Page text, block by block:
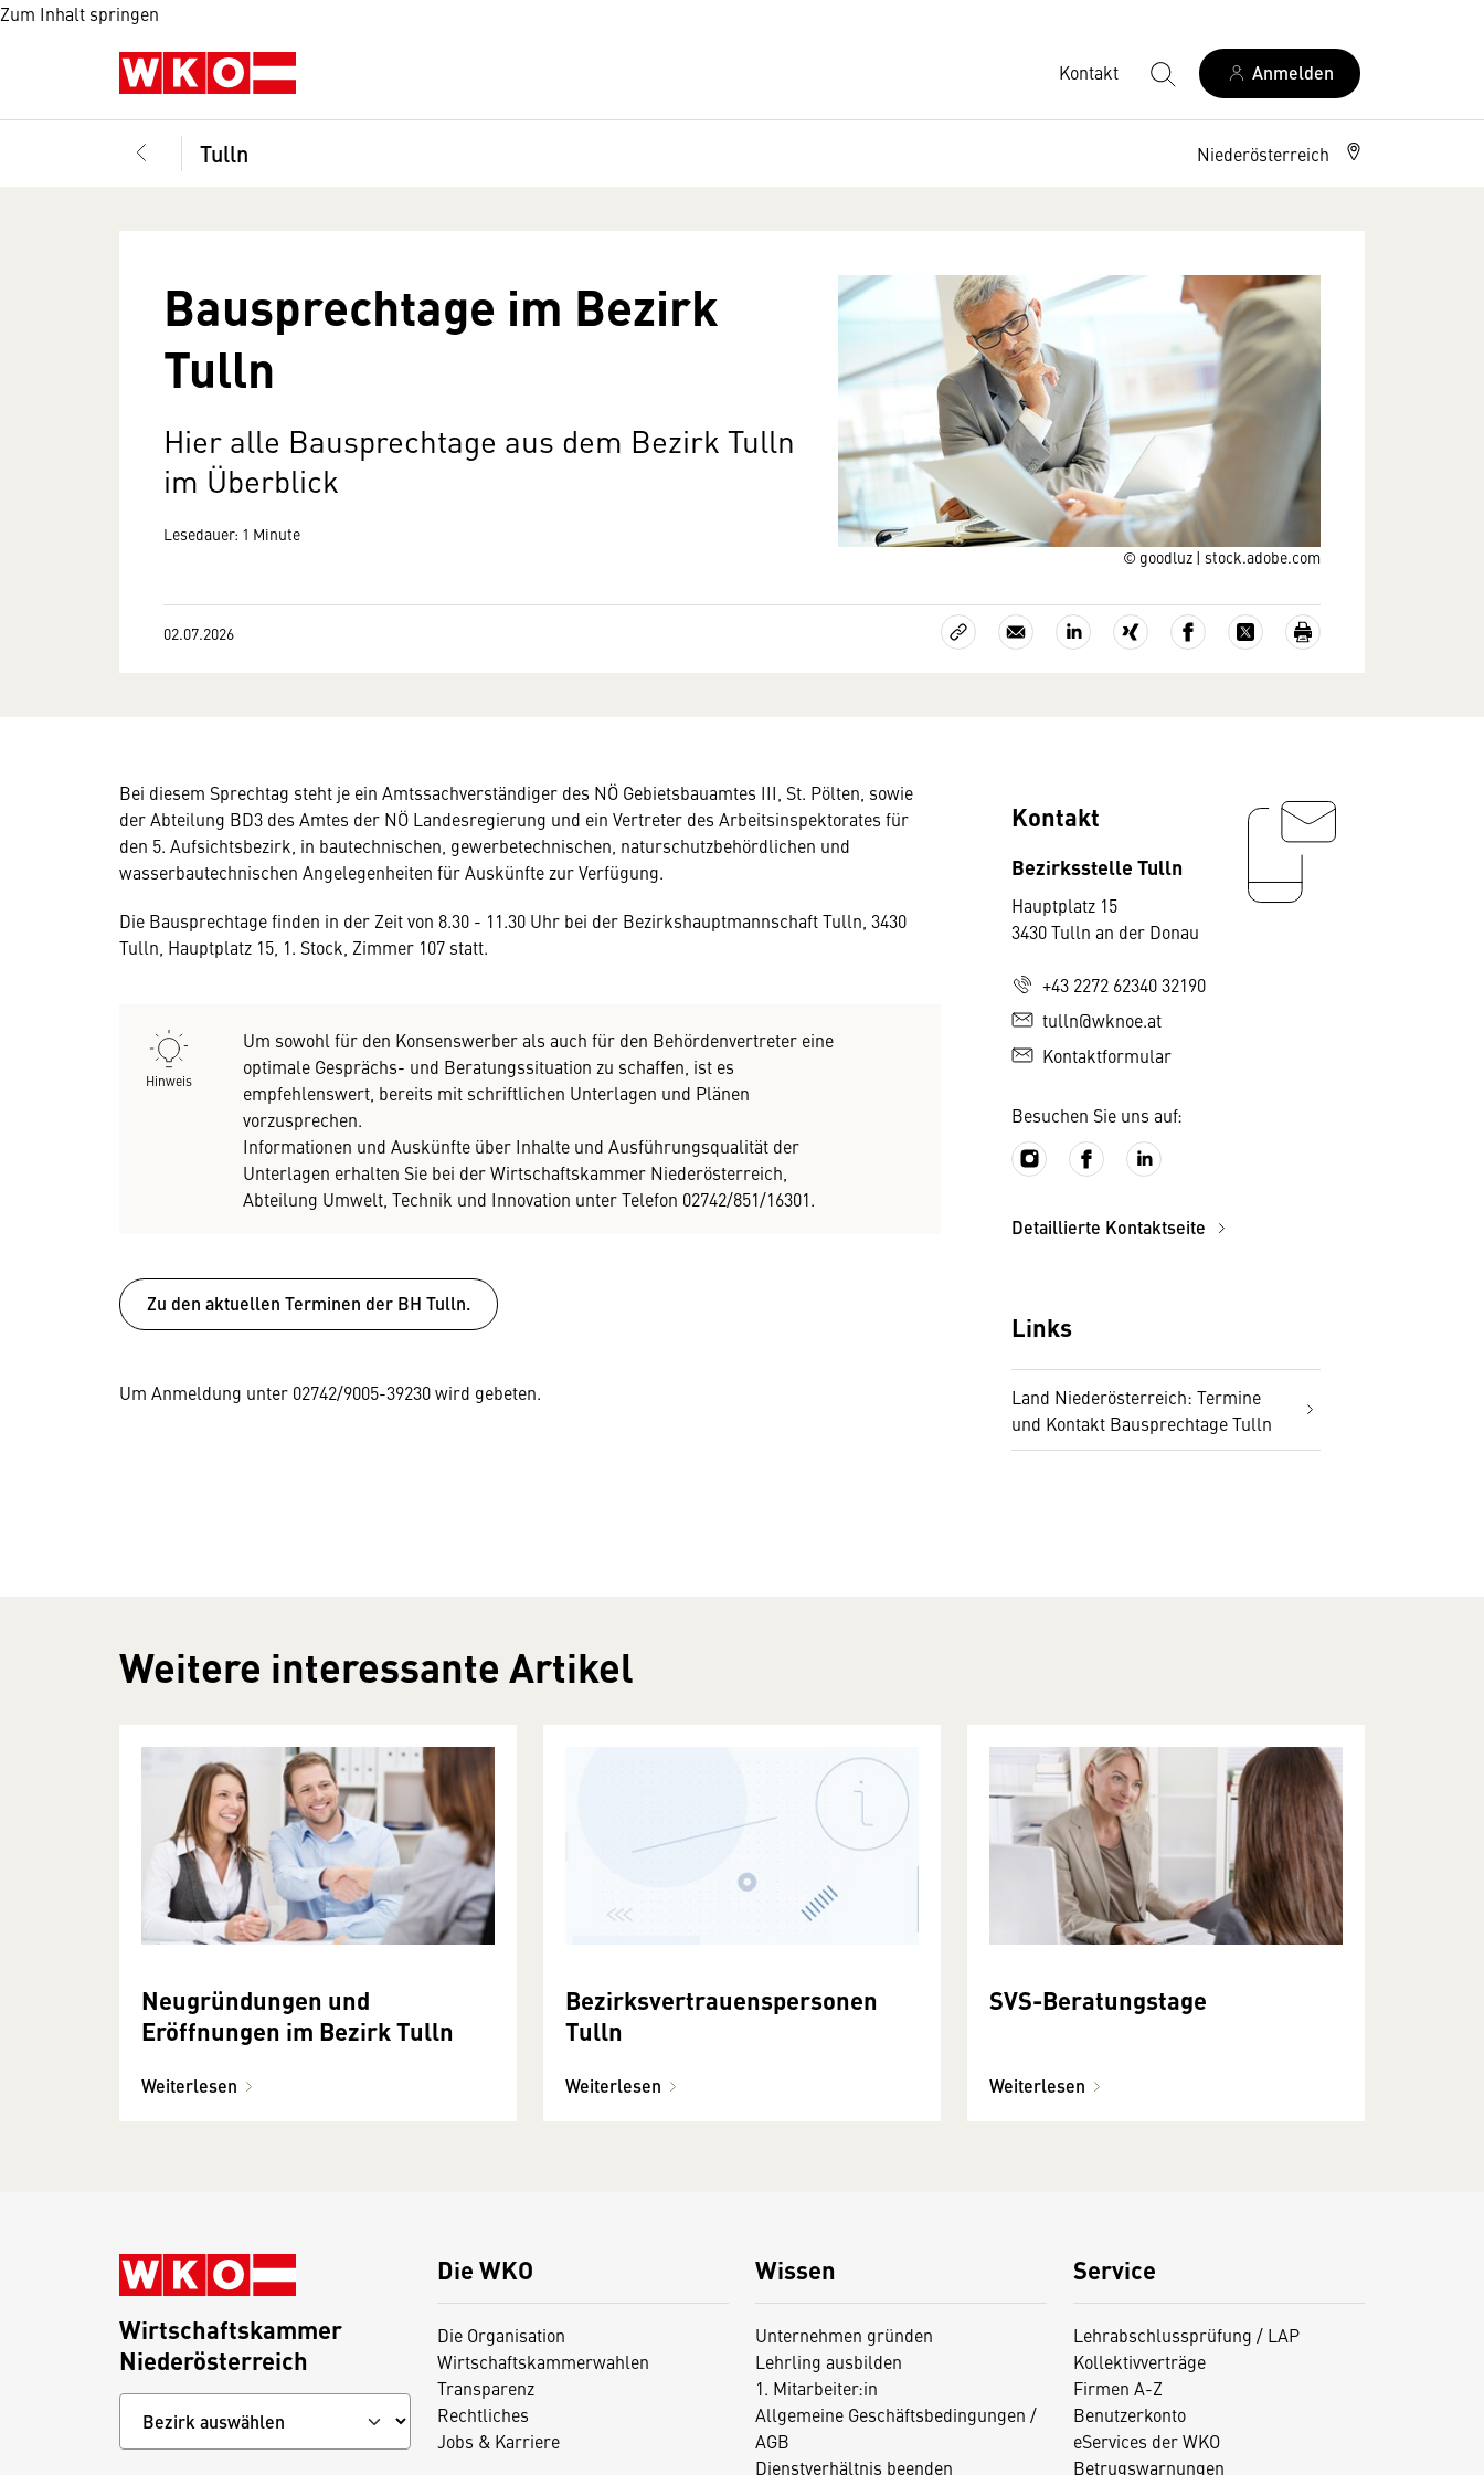
Zum Inhalt springen
Kontakt Anmelden
Tulln Niederösterreich
© goodluz | stock.adobe.com
Bausprechtage im Bezirk
Tulln
Hier alle Bausprechtage aus dem Bezirk Tulln
im Überblick
Lesedauer: 1 Minute
02.07.2026
Bei diesem Sprechtag steht je ein Amtssachverständiger des NÖ Gebietsbauamtes III, St. Pölten, sowie
der Abteilung BD3 des Amtes der NÖ Landesregierung und ein Vertreter des Arbeitsinspektorates für
den 5. Aufsichtsbezirk, in bautechnischen, gewerbetechnischen, naturschutzbehördlichen und
wasserbautechnischen Angelegenheiten für Auskünfte zur Verfügung.
Die Bausprechtage finden in der Zeit von 8.30 - 11.30 Uhr bei der Bezirkshauptmannschaft Tulln, 3430
Tulln, Hauptplatz 15, 1. Stock, Zimmer 107 statt.
Hinweis
Um sowohl für den Konsenswerber als auch für den Behördenvertreter eine
optimale Gesprächs- und Beratungssituation zu schaffen, ist es
empfehlenswert, bereits mit schriftlichen Unterlagen und Plänen
vorzusprechen.
Informationen und Auskünfte über Inhalte und Ausführungsqualität der
Unterlagen erhalten Sie bei der Wirtschaftskammer Niederösterreich,
Abteilung Umwelt, Technik und Innovation unter Telefon 02742/851/16301.
Zu den aktuellen Terminen der BH Tulln.
Um Anmeldung unter 02742/9005-39230 wird gebeten.
Kontakt
Bezirksstelle Tulln
Hauptplatz 15
3430 Tulln an der Donau
+43 2272 62340 32190
tulln@wknoe.at
Kontaktformular
Besuchen Sie uns auf:
Detaillierte Kontaktseite
Links
Land Niederösterreich: Termine
und Kontakt Bausprechtage Tulln
Weitere interessante Artikel
Neugründungen und
Eröffnungen im Bezirk Tulln
Weiterlesen
Bezirksvertrauenspersonen
Tulln
Weiterlesen
SVS-Beratungstage
Weiterlesen
Die WKO
Die Organisation
Wirtschaftskammerwahlen
Transparenz
Rechtliches
Jobs & Karriere
Wissen
Unternehmen gründen
Lehrling ausbilden
1. Mitarbeiter:in
Allgemeine Geschäftsbedingungen /
AGB
Dienstverhältnis beenden
Service
Lehrabschlussprüfung / LAP
Kollektivverträge
Firmen A-Z
Benutzerkonto
eServices der WKO
Betrugswarnungen
Wirtschaftskammer
Niederösterreich